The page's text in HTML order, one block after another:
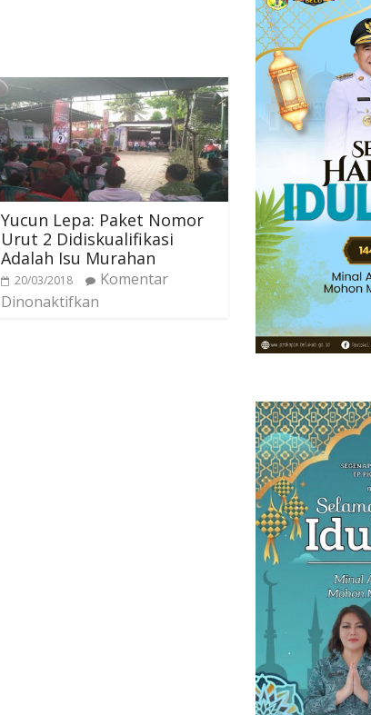
Yucun Lepa: Paket Nomor
Urut 2 Didiskualifikasi
Adalah Isu Murahan
20/03/2018
Komentar
Dinonaktifkan